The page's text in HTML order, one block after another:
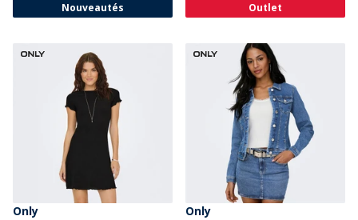
Nouveautés Outlet
Only
Only